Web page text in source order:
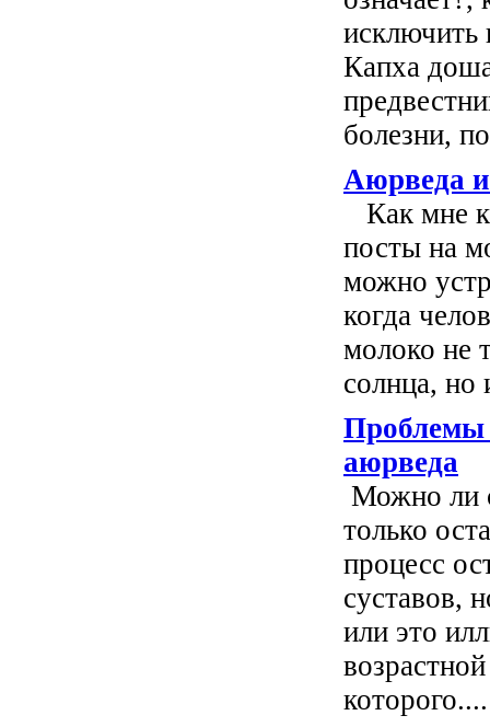
исключить
Капха
болезни,
Аюрведа
Как мне
посты на
можно
когда
молоко не
солнца, но
Проблемы
аюрведа
Можно ли
только
процесс
суставов,
или это
которого....